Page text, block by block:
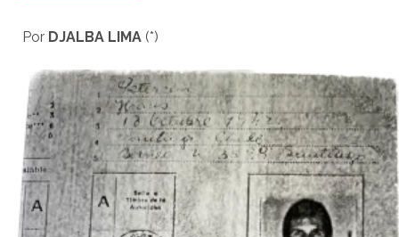
Por DJALBA LIMA(*)